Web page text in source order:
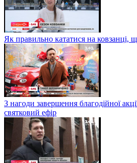
Як правильно кататися на ковзанці,
З нагоди завершення благодійної
святковий ефір